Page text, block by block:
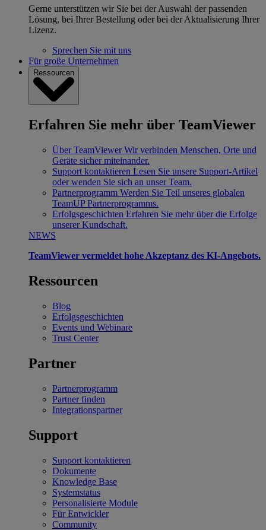
Gerne unterstützen wir Sie bei der Auswahl der passenden
Lösung, bei Ihrer Bestellung oder bei der Aktualisierung Ihrer
Lizenz.
Sprechen Sie mit uns
Für große Unternehmen
Ressourcen
Erfahren Sie mehr über TeamViewer
Über TeamViewer Wir verbinden Menschen, Orte und
Geräte sicher miteinander.
Support kontaktieren Lesen Sie unsere Support-Artikel
oder wenden Sie sich an unser Team.
Partnerprogramm Werden Sie Teil unseres globalen
TeamUP Partnerprogramms.
Erfolgsgeschichten Erfahren Sie mehr über die Erfolge
unserer Kundschaft.
NEWS
TeamViewer vermeldet hohe Akzeptanz des KI-Angebots.
Ressourcen
Blog
Erfolgsgeschichten
Events und Webinare
Trust Center
Partner
Partnerprogramm
Partner finden
Integrationspartner
Support
Support kontaktieren
Dokumente
Knowledge Base
Systemstatus
Personalisierte Module
Für Entwickler
Community